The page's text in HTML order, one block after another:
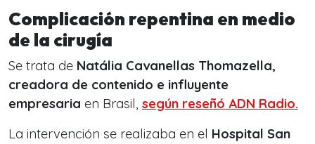
Complicación repentina en medio
de la cirugía
Se trata de Natália Cavanellas Thomazella,
creadora de contenido e influyente
empresaria en Brasil, según reseñó ADN Radio.
La intervención se realizaba en el Hospital San